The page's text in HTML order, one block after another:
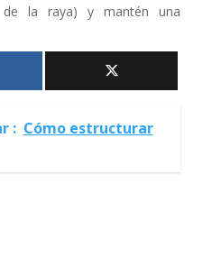
de la raya) y mantén una
: Cómo estructurar